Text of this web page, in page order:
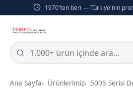
1970'ten beri — Türkiye'nin
Ana Sayfa Ürünlerimiz 5005 Serisi